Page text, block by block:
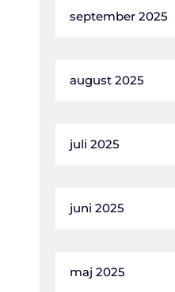
september 2025
august 2025
juli 2025
juni 2025
maj 2025